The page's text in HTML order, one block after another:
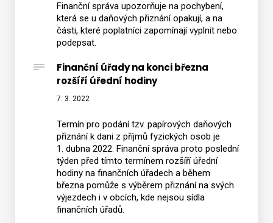
Finanční správa upozorňuje na pochybení,
která se u daňových přiznání opakují, a na
části, které poplatníci zapomínají vyplnit nebo
podepsat.
Finanční úřady na konci března
rozšíří úřední hodiny
7. 3. 2022
Termín pro podání tzv. papírových daňových
přiznání k dani z příjmů fyzických osob je
1. dubna 2022. Finanční správa proto poslední
týden před tímto termínem rozšíří úřední
hodiny na finančních úřadech a během
března pomůže s výběrem přiznání na svých
výjezdech i v obcích, kde nejsou sídla
finančních úřadů.